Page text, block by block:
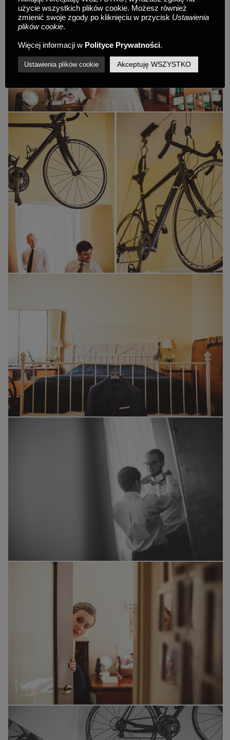
użycie wszystkich plików cookie. Możesz również
zmienić swoje zgody po kliknięciu w przycisk Ustawienia
plików cookie.
Więcej informacji w Polityce Prywatności.
Ustawienia plików cookie Akceptuję WSZYSTKO